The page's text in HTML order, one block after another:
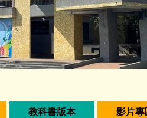
教科書版本 影片專